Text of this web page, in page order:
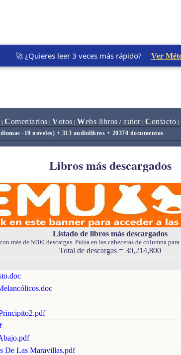
🚀 ¿Quieres leer 3 veces más rápido? Ver
|Comentarios Votos Webs libros / autor|Contacto
-19 noveles) + 313 audiolibros + 20370 documentos
Libros más descargados
Listado de libros más descargados
más de 5000 descargas. Pulsa en las cabeceras de columna
Total de descargas = 30,214,800
De Las Maravillas.pdf